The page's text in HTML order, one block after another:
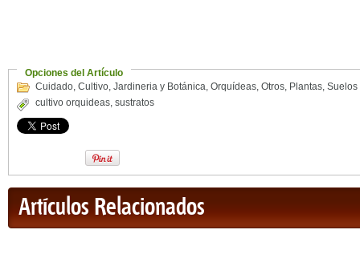
Opciones del Artículo
Cuidado Cultivo Jardineria y Botánica Orquídeas Otros Plantas Suelos
cultivo orquideas sustratos
Artículos Relacionados